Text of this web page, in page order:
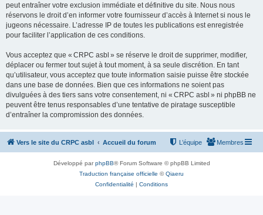
peut entraîner votre exclusion immédiate et définitive du site. Nous nous
réservons le droit d’en informer votre fournisseur d’accès à Internet si nous le
jugeons nécessaire. L’adresse IP de toutes les publications est enregistrée
pour faciliter l’application de ces conditions.
Vous acceptez que « CRPC asbl » se réserve le droit de supprimer, modifier,
déplacer ou fermer tout sujet à tout moment, à sa seule discrétion. En tant
qu’utilisateur, vous acceptez que toute information saisie puisse être stockée
dans une base de données. Bien que ces informations ne soient pas
divulguées à des tiers sans votre consentement, ni « CRPC asbl » ni phpBB ne
peuvent être tenus responsables d’une tentative de piratage susceptible
d’entraîner la compromission des données.
Vers le site du CRPC asbl Accueil du forum Membres
L’équipe
Développé parphpBB® Forum Software © phpBB Limited
Traduction française officielle ©Qiaeru
Confidentialité | Conditions